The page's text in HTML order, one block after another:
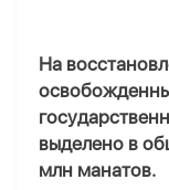
На
выделено в
млн манатов.